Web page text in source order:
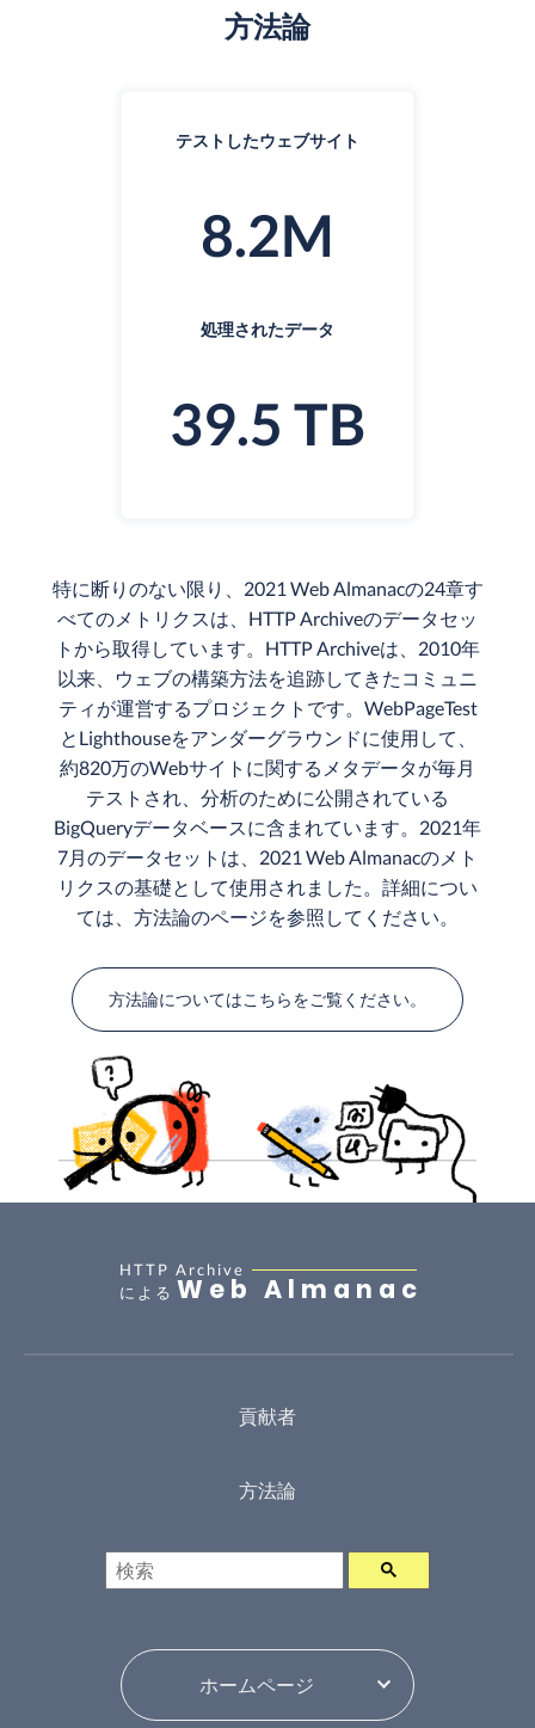
方法論
テストしたウェブサイト
8.2M
処理されたデータ
39.5 TB
特に断りのない限り、2021 Web Almanacの24章す
べてのメトリクスは、HTTP Archiveのデータセッ
トから取得しています。HTTP Archiveは、2010年
以来、ウェブの構築方法を追跡してきたコミュニ
ティが運営するプロジェクトです。WebPageTest
とLighthouseをアンダーグラウンドに使用して、
約820万のWebサイトに関するメタデータが毎月
テストされ、分析のために公開されている
BigQueryデータベースに含まれています。2021年
7月のデータセットは、2021 Web Almanacのメト
リクスの基礎として使用されました。詳細につい
ては、方法論のページを参照してください。
方法論についてはこちらをご覧ください。
HTTP Archive
による Web Almanac
貢献者
方法論
検索
年ピッカー